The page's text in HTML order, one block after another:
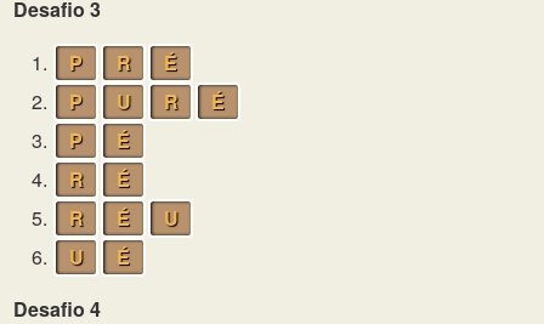
Desafio 3
1.
P R
É
2.
P U R
É
3.
P
É
4.
R
É
5.
R É
U
6.
U
É
Desafio 4